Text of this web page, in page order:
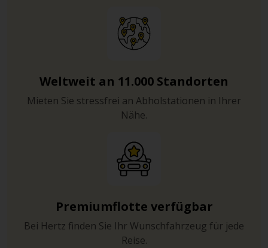
Weltweit an 11.000 Standorten
Mieten Sie stressfrei an Abholstationen in Ihrer
Nähe.
Premiumflotte verfügbar
Bei Hertz finden Sie Ihr Wunschfahrzeug für jede
Reise.